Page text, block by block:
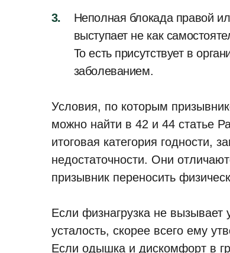
Неполная блокада правой
выступает не как
То есть присутствует в
заболеванием.
Условия, по которым
можно найти в 42 и 44 статье
итоговая категория годности,
недостаточности. Они
призывник переносить
Если физнагрузка не
усталость, скорее всего ему
Если одышка и дискомфорт в